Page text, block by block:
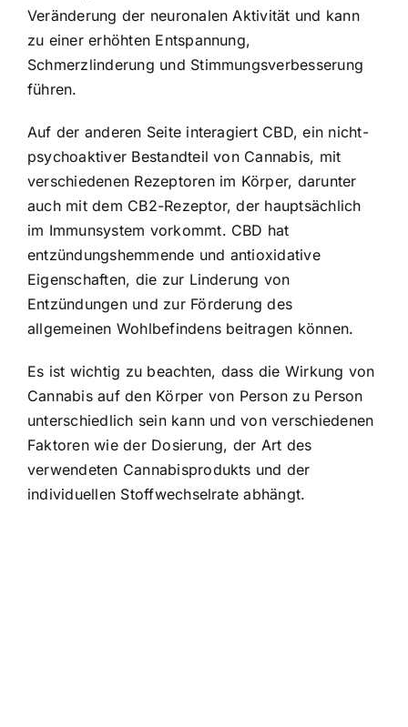
Veränderung der neuronalen Aktivität und kann
zu einer erhöhten Entspannung,
Schmerzlinderung und Stimmungsverbesserung
führen.
Auf der anderen Seite interagiert CBD, ein nicht-
psychoaktiver Bestandteil von Cannabis, mit
verschiedenen Rezeptoren im Körper, darunter
auch mit dem CB2-Rezeptor, der hauptsächlich
im Immunsystem vorkommt. CBD hat
entzündungshemmende und antioxidative
Eigenschaften, die zur Linderung von
Entzündungen und zur Förderung des
allgemeinen Wohlbefindens beitragen können.
Es ist wichtig zu beachten, dass die Wirkung von
Cannabis auf den Körper von Person zu Person
unterschiedlich sein kann und von verschiedenen
Faktoren wie der Dosierung, der Art des
verwendeten Cannabisprodukts und der
individuellen Stoffwechselrate abhängt.